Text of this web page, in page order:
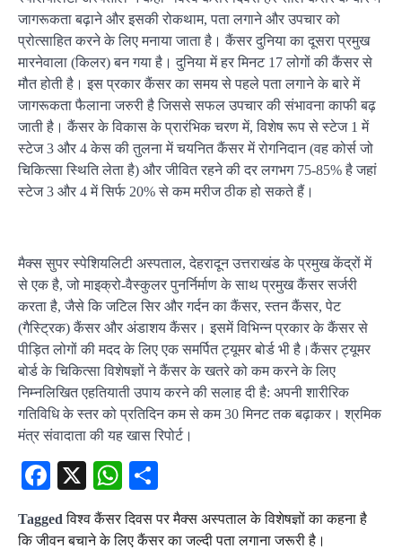
जागरूकता बढ़ाने और इसकी रोकथाम, पता लगाने और उपचार को
प्रोत्साहित करने के लिए मनाया जाता है। कैंसर दुनिया का दूसरा प्रमुख
मारनेवाला (किलर) बन गया है। दुनिया में हर मिनट 17 लोगों की कैंसर से
मौत होती है। इस प्रकार कैंसर का समय से पहले पता लगाने के बारे में
जागरूकता फैलाना जरुरी है जिससे सफल उपचार की संभावना काफी बढ़
जाती है। कैंसर के विकास के प्रारंभिक चरण में, विशेष रूप से स्टेज 1 में
स्टेज 3 और 4 केस की तुलना में चयनित कैंसर में रोगनिदान (वह कोर्स जो
चिकित्सा स्थिति लेता है) और जीवित रहने की दर लगभग 75-85% है जहां
स्टेज 3 और 4 में सिर्फ 20% से कम मरीज ठीक हो सकते हैं।
मैक्स सुपर स्पेशियलिटी अस्पताल, देहरादून उत्तराखंड के प्रमुख केंद्रों में
से एक है, जो माइक्रो-वैस्कुलर पुनर्निर्माण के साथ प्रमुख कैंसर सर्जरी
करता है, जैसे कि जटिल सिर और गर्दन का कैंसर, स्तन कैंसर, पेट
(गैस्ट्रिक) कैंसर और अंडाशय कैंसर। इसमें विभिन्न प्रकार के कैंसर से
पीड़ित लोगों की मदद के लिए एक समर्पित ट्यूमर बोर्ड भी है।कैंसर ट्यूमर
बोर्ड के चिकित्सा विशेषज्ञों ने कैंसर के खतरे को कम करने के लिए
निम्नलिखित एहतियाती उपाय करने की सलाह दी है: अपनी शारीरिक
गतिविधि के स्तर को प्रतिदिन कम से कम 30 मिनट तक बढ़ाकर। श्रमिक
मंत्र संवादाता की यह खास रिपोर्ट।
Facebook
X WhatsApp
Taggedविश्व कैंसर दिवस पर मैक्स अस्पताल के विशेषज्ञों का कहना है
कि जीवन बचाने के लिए कैंसर का जल्दी पता लगाना जरूरी है।